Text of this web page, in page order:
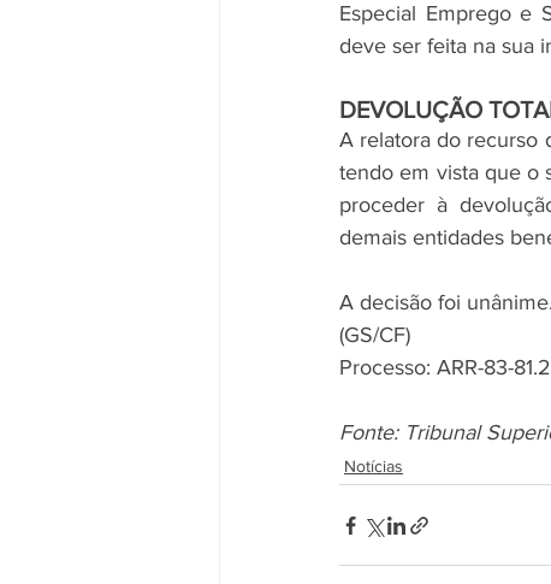
Especial Emprego e
deve ser feita na sua
DEVOLUÇÃO
A relatora do recurso
tendo em vista que o
proceder à
demais entidades
A decisão foi unânime.
(GS/CF)
Processo: ARR-83-
Fonte: Tribunal
Notícias